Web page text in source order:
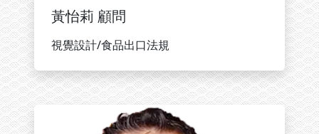
黃怡莉 顧問
視覺設計/食品出口法規